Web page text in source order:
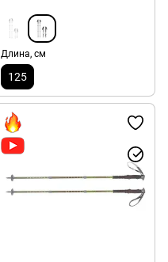
Длина, см
125